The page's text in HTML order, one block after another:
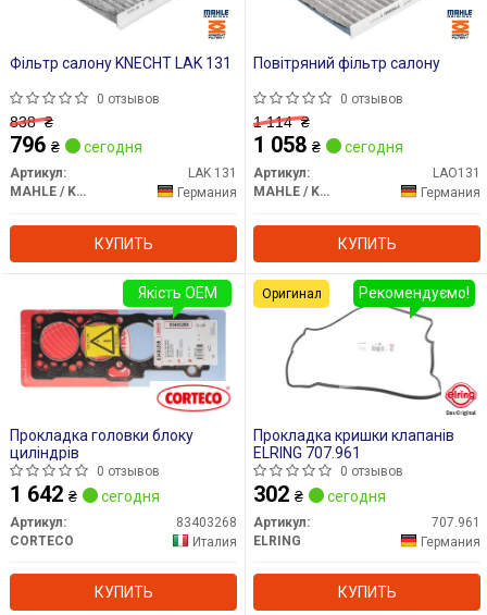
Фільтр салону KNECHT LAK 131
0 отзывов
838₴
796 ₴ сегодня
Артикул:
LAK 131
MAHLE / KNECHT
Германия
КУПИТЬ
Повітряний фільтр салону
0 отзывов
1 114₴
1 058 ₴ сегодня
Артикул:
LAO131
MAHLE / KNECHT
Германия
КУПИТЬ
Прокладка головки блоку
циліндрів
0 отзывов
1 642 ₴ сегодня
Артикул:
83403268
CORTECO
Италия
КУПИТЬ
Якість OEM
Прокладка кришки клапанів
ELRING 707.961
0 отзывов
302 ₴ сегодня
Артикул:
707.961
ELRING
Германия
КУПИТЬ
Рекомендуємо!
Оригинал